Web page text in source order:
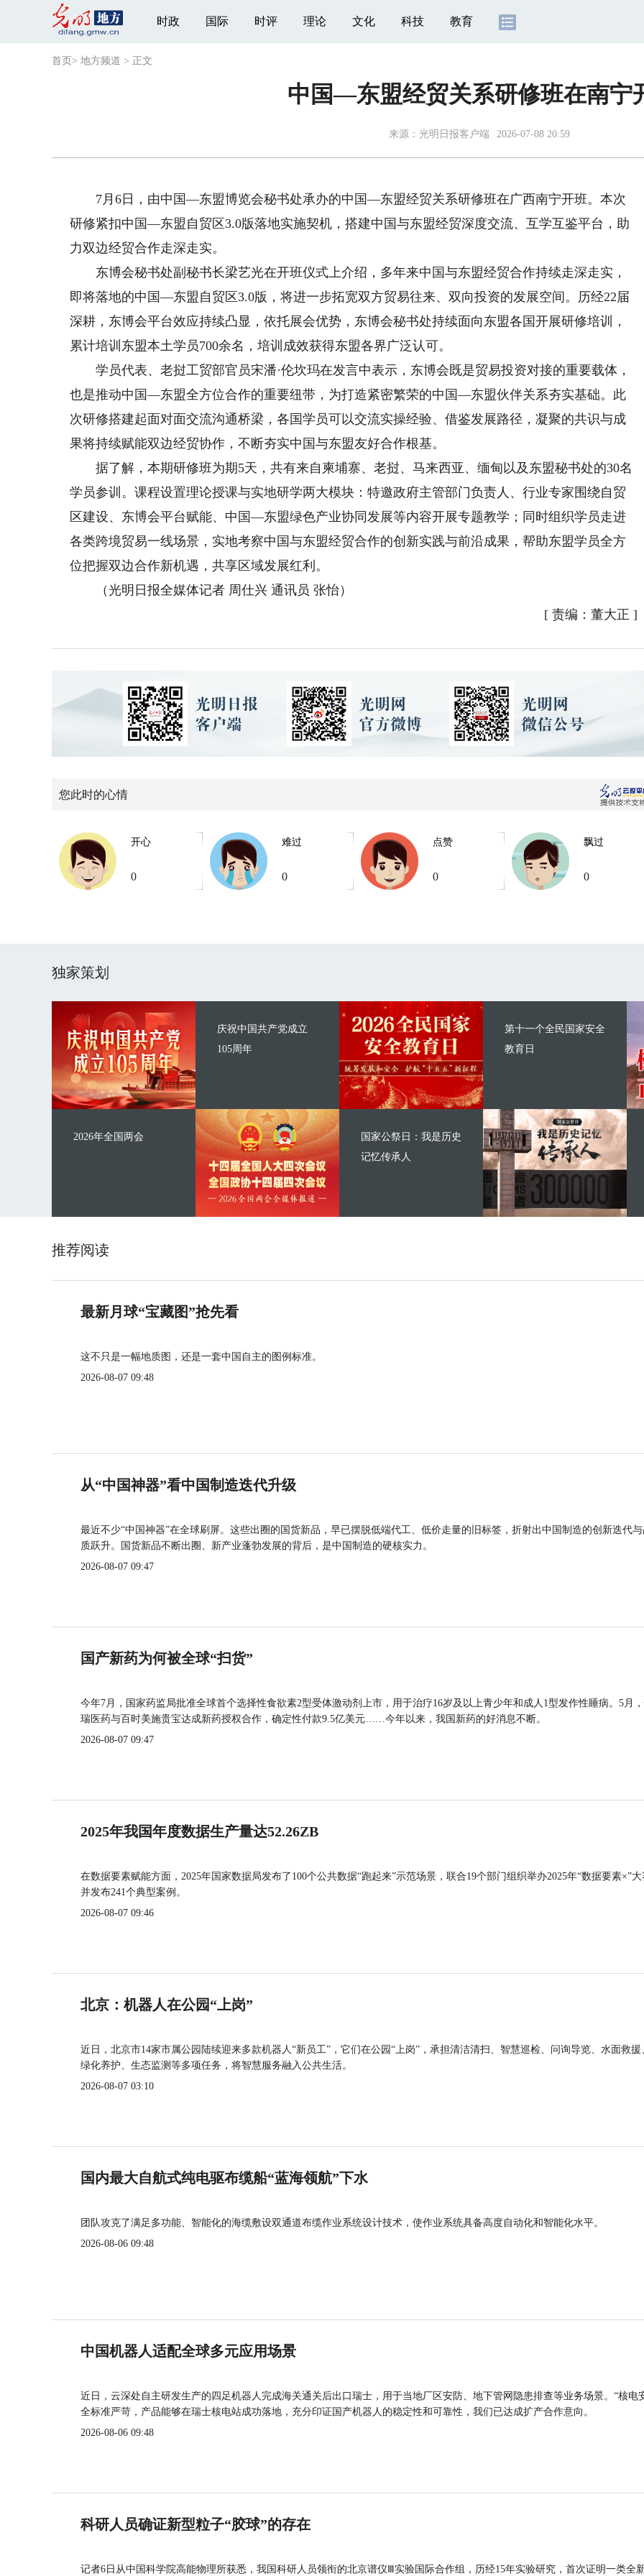
时政 国际 时评 理论 文化 科技 教育
首页 > 地方频道 > 正文
中国—东盟经贸关系研修班在南宁
来源： 光明日报客户端 2026-07-08 20:59
7月6日，由中国—东盟博览会秘书处承办的中国—东盟经贸关系研修班在广西南宁开班。本次
研修紧扣中国—东盟自贸区3.0版落地实施契机，搭建中国与东盟经贸深度交流、互学互鉴平台，助
力双边经贸合作走深走实。
东博会秘书处副秘书长梁艺光在开班仪式上介绍，多年来中国与东盟经贸合作持续走深走实，
即将落地的中国—东盟自贸区3.0版，将进一步拓宽双方贸易往来、双向投资的发展空间。历经22届
深耕，东博会平台效应持续凸显，依托展会优势，东博会秘书处持续面向东盟各国开展研修培训，
累计培训东盟本土学员700余名，培训成效获得东盟各界广泛认可。
学员代表、老挝工贸部官员宋潘·伦坎玛在发言中表示，东博会既是贸易投资对接的重要载体，
也是推动中国—东盟全方位合作的重要纽带，为打造紧密繁荣的中国—东盟伙伴关系夯实基础。此
次研修搭建起面对面交流沟通桥梁，各国学员可以交流实操经验、借鉴发展路径，凝聚的共识与成
果将持续赋能双边经贸协作，不断夯实中国与东盟友好合作根基。
据了解，本期研修班为期5天，共有来自柬埔寨、老挝、马来西亚、缅甸以及东盟秘书处的30名
学员参训。课程设置理论授课与实地研学两大模块：特邀政府主管部门负责人、行业专家围绕自贸
区建设、东博会平台赋能、中国—东盟绿色产业协同发展等内容开展专题教学；同时组织学员走进
各类跨境贸易一线场景，实地考察中国与东盟经贸合作的创新实践与前沿成果，帮助东盟学员全方
位把握双边合作新机遇，共享区域发展红利。
（光明日报全媒体记者 周仕兴 通讯员 张怡）
[ 责编：董大正 ]
您此时的心情
开心
0
难过
0
点赞
0
飘过
0
独家策划
庆祝中国共产党成立
105周年
2026年全国两会
第十一个全民国家安全
教育日
国家公祭日：我是历史
记忆传承人
推荐阅读
最新月球“宝藏图”抢先看
这不只是一幅地质图，还是一套中国自主的图例标准。
2026-08-07 09:48
从“中国神器”看中国制造迭代升级
最近不少“中国神器”在全球刷屏。这些出圈的国货新品，早已摆脱低端代工、低价走量的旧标签，折射出中国制造的创新迭代
质跃升。国货新品不断出圈、新产业蓬勃发展的背后，是中国制造的硬核实力。
2026-08-07 09:47
国产新药为何被全球“扫货”
今年7月，国家药监局批准全球首个选择性食欲素2型受体激动剂上市，用于治疗16岁及以上青少年和成人1型发作性睡病。5月
瑞医药与百时美施贵宝达成新药授权合作，确定性付款9.5亿美元……今年以来，我国新药的好消息不断。
2026-08-07 09:47
2025年我国年度数据生产量达52.26ZB
在数据要素赋能方面，2025年国家数据局发布了100个公共数据“跑起来”示范场景，联合19个部门组织举办2025年“数据要素×”大
并发布241个典型案例。
2026-08-07 09:46
北京：机器人在公园“上岗”
近日，北京市14家市属公园陆续迎来多款机器人“新员工”，它们在公园“上岗”，承担清洁清扫、智慧巡检、问询导览、水面救援
绿化养护、生态监测等多项任务，将智慧服务融入公共生活。
2026-08-07 03:10
国内最大自航式纯电驱布缆船“蓝海领航”下水
团队攻克了满足多功能、智能化的海缆敷设双通道布缆作业系统设计技术，使作业系统具备高度自动化和智能化水平。
2026-08-06 09:48
中国机器人适配全球多元应用场景
近日，云深处自主研发生产的四足机器人完成海关通关后出口瑞士，用于当地厂区安防、地下管网隐患排查等业务场景。“核电
全标准严苛，产品能够在瑞士核电站成功落地，充分印证国产机器人的稳定性和可靠性，我们已达成扩产合作意向。
2026-08-06 09:48
科研人员确证新型粒子“胶球”的存在
记者6日从中国科学院高能物理所获悉，我国科研人员领衔的北京谱仪Ⅲ实验国际合作组，历经15年实验研究，首次证明一类全